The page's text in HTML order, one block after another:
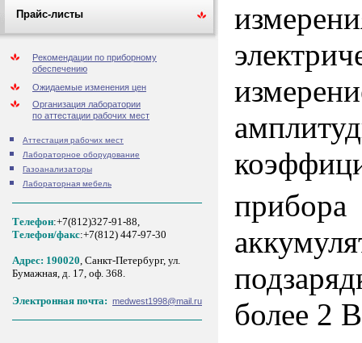
Прайс-листы
Рекомендации по приборному
обеспечению
Ожидаемые изменения цен
Организация лаборатории
по аттестации рабочих мест
Аттестация рабочих мест
Лабораторное оборудование
Газоанализаторы
Лабораторная мебель
Телефон:+7(812)327-91-88,
Tелефон/факс:+7(812) 447-97-30
Адрес: 190020, Санкт-Петербург, ул.
Бумажная, д. 17, оф. 368.
Электронная почта: medwest1998@mail.ru
более 2